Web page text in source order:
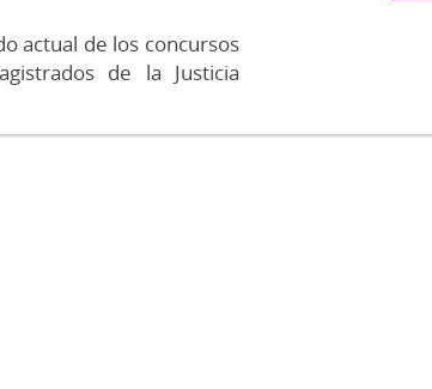
actual de los concursos
de la Justicia